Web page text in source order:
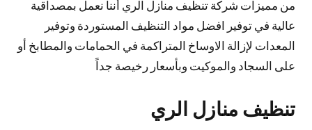
من مميزات شركة تنظيف منازل الري أننا نعمل بمصداقية
عالية في توفير افضل مواد التنظيف المستوردة وتوفير
المعدات لإزالة الاوساخ المتراكمة في الحمامات والمطابخ أو
على السجاد والموكيت وبأسعار رخيصة جداً
تنظيف منازل الري